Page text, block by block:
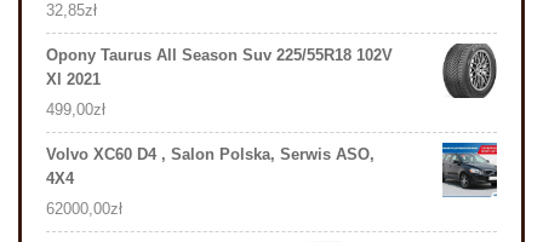
32,85zł
Opony Taurus All Season Suv 225/55R18 102V
Xl 2021
499,00zł
Volvo XC60 D4 , Salon Polska, Serwis ASO,
4X4
62000,00zł